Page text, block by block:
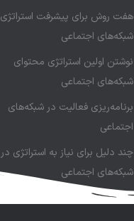
هفت روش برای پیشرفت استراتژی
شبکه‌های اجتماعی
نوشتن اولین استراتژی محتوای
شبکه‌های اجتماعی
برنامه‌ریزی فعالیت در شبکه‌های
اجتماعی
چند دلیل برای نیاز به استراتژی در
شبکه‌های اجتماعی